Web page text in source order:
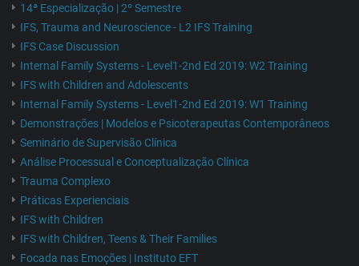
14ª Especialização | 2º Semestre
IFS, Trauma and Neuroscience - L2 IFS Training
IFS Case Discussion
Internal Family Systems - Level1-2nd Ed 2019: W2 Training
IFS with Children and Adolescents
Internal Family Systems - Level1-2nd Ed 2019: W1 Training
Demonstrações | Modelos e Psicoterapeutas Contemporâneos
Seminário de Supervisão Clínica
Análise Processual e Conceptualização Clínica
Trauma Complexo
Práticas Experienciais
IFS with Children
IFS with Children, Teens & Their Families
Focada nas Emoções | Instituto EFT